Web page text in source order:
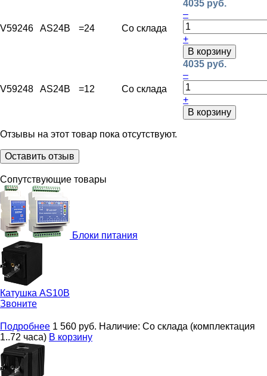
V59246 AS24B =24 Со склада
4035 руб.
–
+
В корзину
V59248 AS24B =12 Со склада
4035 руб.
–
+
В корзину
Отзывы на этот товар пока отсутствуют.
Оставить отзыв
Сопутствующие товары
Блоки питания
Катушка AS10B
Звоните
Подробнее 1 560 руб. Наличие: Со склада (комплектация
1..72 часа) В корзину